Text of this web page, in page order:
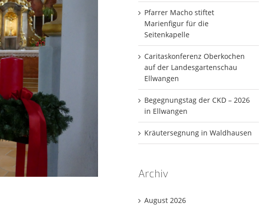
Pfarrer Macho stiftet
Marienfigur für die
Seitenkapelle
Caritaskonferenz Oberkochen
auf der Landesgartenschau
Ellwangen
Begegnungstag der CKD – 2026
in Ellwangen
Kräutersegnung in Waldhausen
Archiv
August 2026